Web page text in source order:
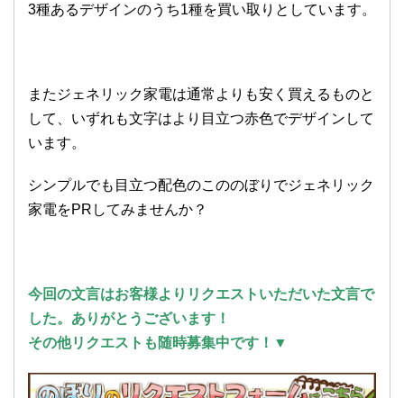
3種あるデザインのうち1種を買い取りとしています。
またジェネリック家電は通常よりも安く買えるものと
して、いずれも文字はより目立つ赤色でデザインして
います。
シンプルでも目立つ配色のこののぼりでジェネリック
家電をPRしてみませんか？
今回の文言はお客様よりリクエストいただいた文言で
した。ありがとうございます ！
その他リクエストも随時募集中です！▼